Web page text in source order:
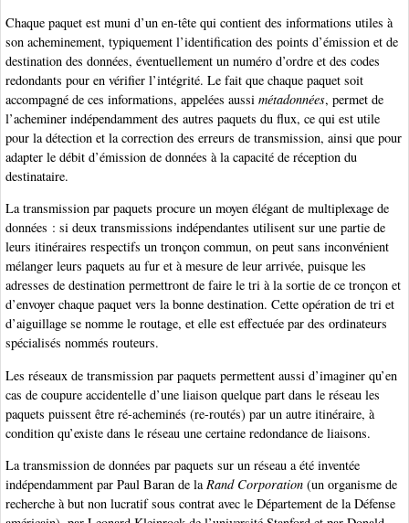
Chaque paquet est muni d’un en-tête qui contient des informations utiles à
son acheminement, typiquement l’identification des points d’émission et de
destination des données, éventuellement un numéro d’ordre et des codes
redondants pour en vérifier l’intégrité. Le fait que chaque paquet soit
accompagné de ces informations, appelées aussi métadonnées, permet de
l’acheminer indépendamment des autres paquets du flux, ce qui est utile
pour la détection et la correction des erreurs de transmission, ainsi que pour
adapter le débit d’émission de données à la capacité de réception du
destinataire.
La transmission par paquets procure un moyen élégant de multiplexage de
données : si deux transmissions indépendantes utilisent sur une partie de
leurs itinéraires respectifs un tronçon commun, on peut sans inconvénient
mélanger leurs paquets au fur et à mesure de leur arrivée, puisque les
adresses de destination permettront de faire le tri à la sortie de ce tronçon et
d’envoyer chaque paquet vers la bonne destination. Cette opération de tri et
d’aiguillage se nomme le routage, et elle est effectuée par des ordinateurs
spécialisés nommés routeurs.
Les réseaux de transmission par paquets permettent aussi d’imaginer qu’en
cas de coupure accidentelle d’une liaison quelque part dans le réseau les
paquets puissent être ré-acheminés (re-routés) par un autre itinéraire, à
condition qu’existe dans le réseau une certaine redondance de liaisons.
La transmission de données par paquets sur un réseau a été inventée
indépendamment par Paul Baran de laRand Corporation (un organisme de
recherche à but non lucratif sous contrat avec le Département de la Défense